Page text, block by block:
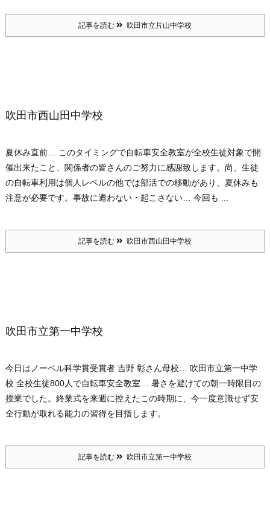
記事を読む 吹田市立片山中学校
吹田市西山田中学校
夏休み直前… このタイミングで自転車安全教室が全校生徒対象で開
催出来たこと、関係者の皆さんのご努力に感謝致します。尚、生徒
の自転車利用は個人レベルの他では部活での移動があり、夏休みも
注意が必要です。事故に遭わない・起こさない… 今回も ...
記事を読む 吹田市西山田中学校
吹田市立第一中学校
今日はノーベル科学賞受賞者 吉野 彰さん母校… 吹田市立第一中学
校 全校生徒800人で自転車安全教室… 暑さを避けての朝一時限目の
授業でした。終業式を来週に控えたこの時期に、今一度意識せず安
全行動が取れる能力の習得を目指します。
記事を読む 吹田市立第一中学校